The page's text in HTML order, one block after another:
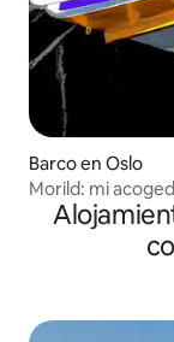
Barco en Oslo
Morild: mi